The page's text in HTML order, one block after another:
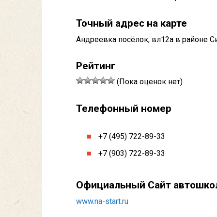
Точный адрес на карте
Андреевка посёлок, вл12а в районе
Рейтинг
(Пока оценок нет)
Телефонный номер
+7 (495) 722-89-33
+7 (903) 722-89-33
Официальный Сайт
www.na-start.ru